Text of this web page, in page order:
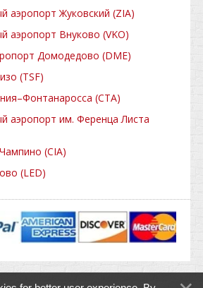
аэропорт Жуковский (ZIA)
аэропорт Внуково (VKO)
Домодедово (DME)
(TSF)
(CTA)
аэропорт им. Ференца Листа
(CIA)
(LED)